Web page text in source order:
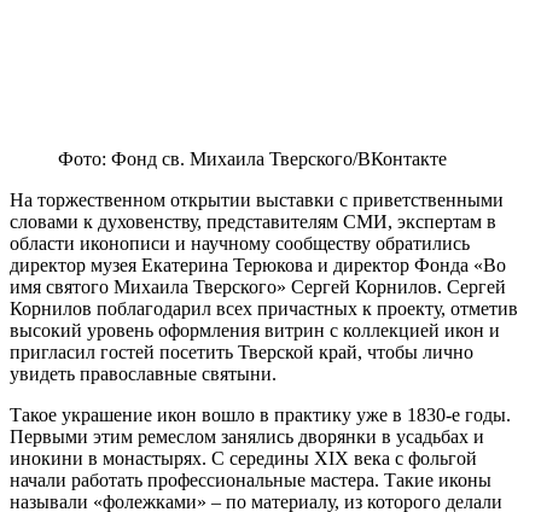
Фото: Фонд св. Михаила Тверского/ВКонтакте
На торжественном открытии выставки с приветственными
словами к духовенству, представителям СМИ, экспертам в
области иконописи и научному сообществу обратились
директор музея Екатерина Терюкова и директор Фонда «Во
имя святого Михаила Тверского» Сергей Корнилов. Сергей
Корнилов поблагодарил всех причастных к проекту, отметив
высокий уровень оформления витрин с коллекцией икон и
пригласил гостей посетить Тверской край, чтобы лично
увидеть православные святыни.
Такое украшение икон вошло в практику уже в 1830-е годы.
Первыми этим ремеслом занялись дворянки в усадьбах и
инокини в монастырях. С середины XIX века с фольгой
начали работать профессиональные мастера. Такие иконы
называли «фолежками» – по материалу, из которого делали